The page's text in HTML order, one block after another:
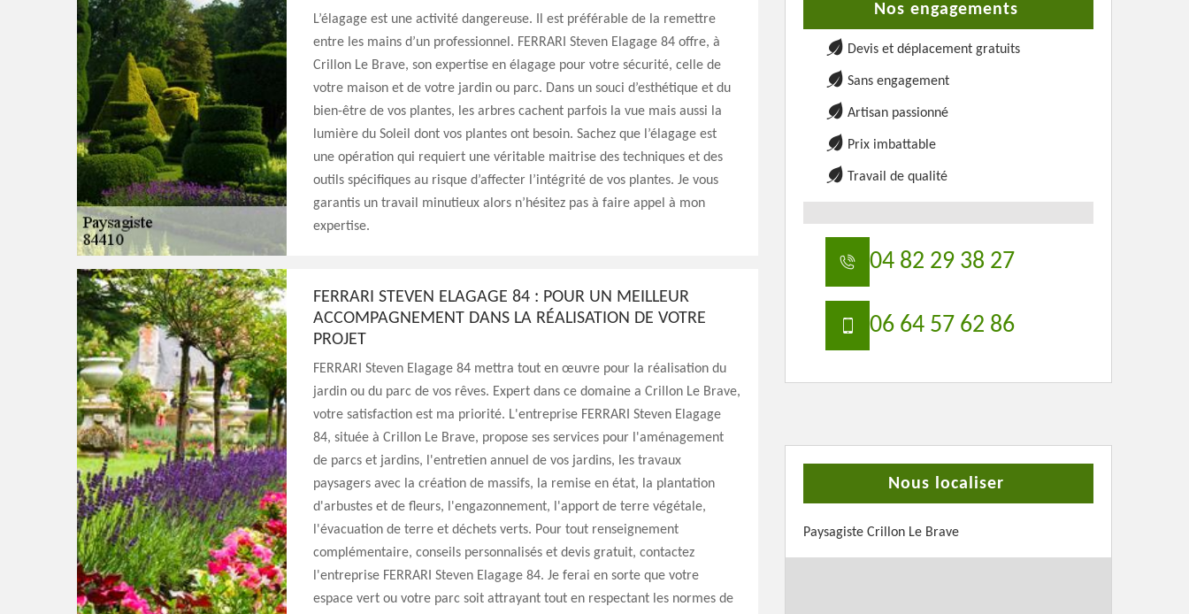
L’élagage est une activité dangereuse. Il est préférable de la remettre
entre les mains d’un professionnel. FERRARI Steven Elagage 84 offre, à
Crillon Le Brave, son expertise en élagage pour votre sécurité, celle de
votre maison et de votre jardin ou parc. Dans un souci d’esthétique et du
bien-être de vos plantes, les arbres cachent parfois la vue mais aussi la
lumière du Soleil dont vos plantes ont besoin. Sachez que l’élagage est
une opération qui requiert une véritable maitrise des techniques et des
outils spécifiques au risque d’affecter l’intégrité de vos plantes. Je vous
garantis un travail minutieux alors n’hésitez pas à faire appel à mon
expertise.
FERRARI STEVEN ELAGAGE 84 : POUR UN MEILLEUR
ACCOMPAGNEMENT DANS LA RÉALISATION DE VOTRE
PROJET
FERRARI Steven Elagage 84 mettra tout en œuvre pour la réalisation du
jardin ou du parc de vos rêves. Expert dans ce domaine a Crillon Le Brave,
votre satisfaction est ma priorité. L'entreprise FERRARI Steven Elagage
84, située à Crillon Le Brave, propose ses services pour l'aménagement
de parcs et jardins, l'entretien annuel de vos jardins, les travaux
paysagers avec la création de massifs, la remise en état, la plantation
d'arbustes et de fleurs, l'engazonnement, l'apport de terre végétale,
l'évacuation de terre et déchets verts. Pour tout renseignement
complémentaire, conseils personnalisés et devis gratuit, contactez
l'entreprise FERRARI Steven Elagage 84. Je ferai en sorte que votre
espace vert ou votre parc soit attrayant tout en respectant les normes de
Nos engagements
Devis et déplacement gratuits
Sans engagement
Artisan passionné
Prix imbattable
Travail de qualité
04 82 29 38 27
06 64 57 62 86
Nous localiser
Paysagiste Crillon Le Brave